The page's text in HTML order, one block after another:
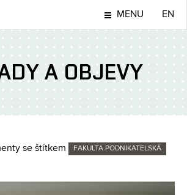
MENU EN
A OBJEVY
se štítkem FAKULTA PODNIKATELSKÁ